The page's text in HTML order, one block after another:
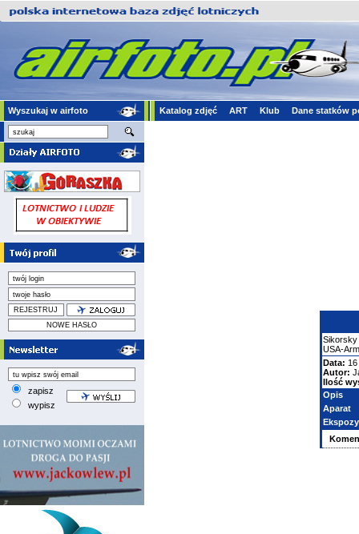
Wyszukaj w airfoto Katalog zdjęć ART Klub Dane statków
zapisz
wypisz
Sikorsky
USA-
Data:
Autor:
Ilość
Opis
Aparat